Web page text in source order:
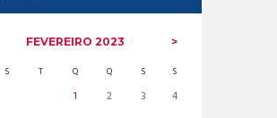
FEVEREIRO 2023
S T Q Q S S
1 2 3
4